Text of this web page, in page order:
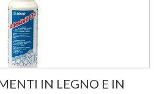
IN LEGNO E IN